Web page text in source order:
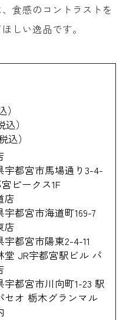
食感のコントラストを
しい逸品です。
）
込）
宇都宮市馬場通り3-4-
ピークス1F
店
宇都宮市海道町169-7
店
宇都宮市陽東2-4-11
JR宇都宮駅ビル パ
宇都宮市川向町1-23 駅
セオ 栃木グランマル